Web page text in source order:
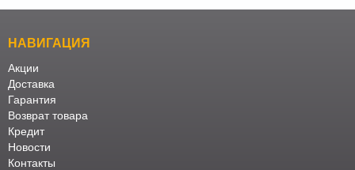
Офисная
мебель
Столы
под
компьютер
Мебель
для
ванной
Мебель
трансформер
Матрасы
Кресла-
НАВИГАЦИЯ
Акции
Доставка
Гарантия
Возврат товара
Кредит
Новости
Контакты